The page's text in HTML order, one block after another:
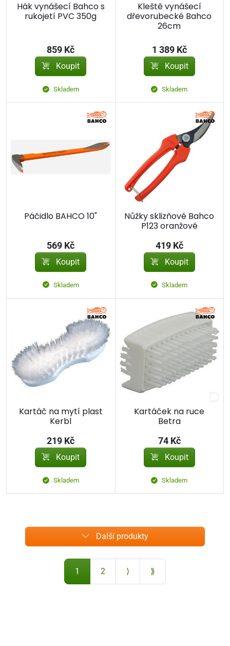
Hák vynášecí Bahco s
rukojetí PVC 350g
859 Kč
Koupit
Skladem
Kleště vynášecí
dřevorubecké Bahco
26cm
1 389 Kč
Koupit
Skladem
Páčidlo BAHCO 10"
569 Kč
Koupit
Skladem
Nůžky sklizňové Bahco
P123 oranžové
419 Kč
Koupit
Skladem
Kartáč na mytí plast
Kerbl
219 Kč
Koupit
Skladem
Kartáček na ruce
Betra
74 Kč
Koupit
Skladem
Další produkty
1 2 ⟩ ⟫